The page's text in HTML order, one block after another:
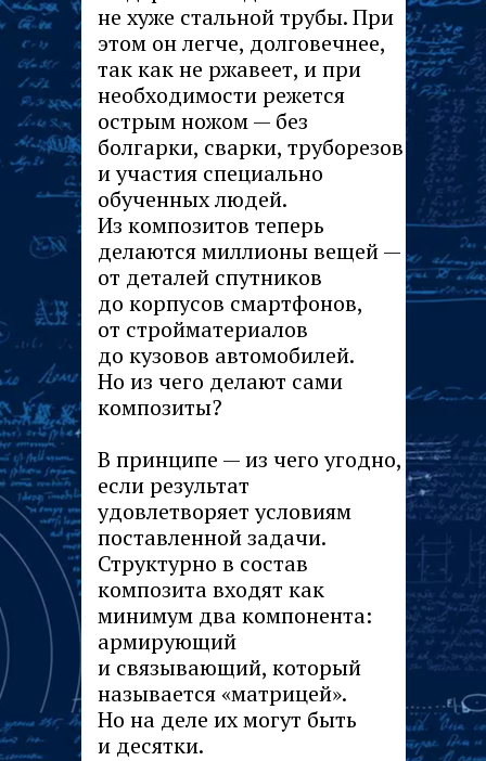
не хуже стальной трубы. При
этом он легче, долговечнее,
так как не ржавеет, и при
необходимости режется
острым ножом — без
болгарки, сварки, труборезов
и участия специально
обученных людей.
Из композитов теперь
делаются миллионы вещей —
от деталей спутников
до корпусов смартфонов,
от стройматериалов
до кузовов автомобилей.
Но из чего делают сами
композиты?
В принципе — из чего угодно,
если результат
удовлетворяет условиям
поставленной задачи.
Структурно в состав
композита входят как
минимум два компонента:
армирующий
и связывающий, который
называется «матрицей».
Но на деле их могут быть
и десятки.